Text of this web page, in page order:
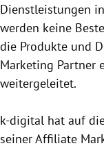
Dienstleistungen
werden keine
die Produkte und
Marketing Partner
weitergeleitet.
k-digital hat auf
seiner Affiliate